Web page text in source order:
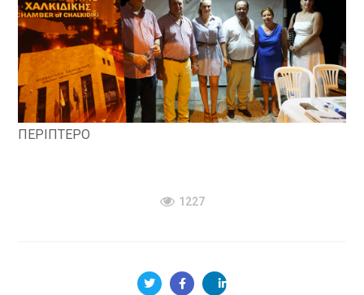
ΠΕΡΙΠΤΕΡΟ
1227